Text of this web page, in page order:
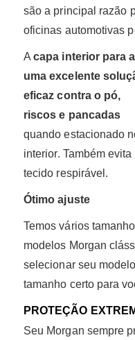
são a principal razão
oficinas automotivas
Acapa interior para
uma excelente
eficaz contra o pó,
riscos e pancadas
quando estacionado
interior. Também
tecido respirável.
Ótimo ajuste
Temos vários
modelos Morgan
selecionar seu
tamanho certo para
PROTEÇÃO
Seu Morgan sempre